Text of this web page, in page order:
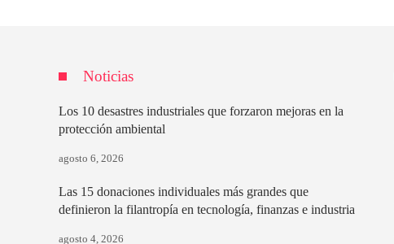
Noticias
Los 10 desastres industriales que forzaron mejoras en la
protección ambiental
agosto 6, 2026
Las 15 donaciones individuales más grandes que
definieron la filantropía en tecnología, finanzas e industria
agosto 4, 2026